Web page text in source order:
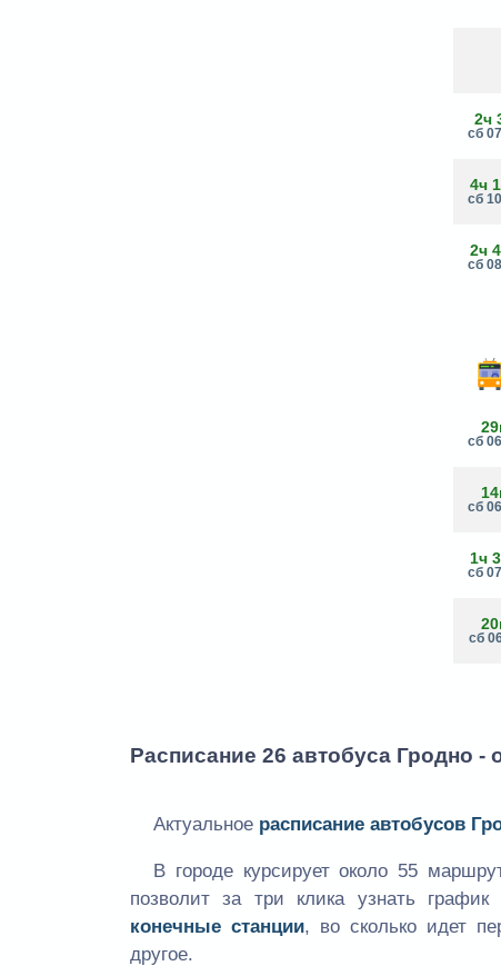
2ч
сб
4ч
сб
2ч
сб
сб
сб
1ч
сб
сб
Расписание 26 автобуса Гродно -
Актуальное расписание автобусов
В городе курсирует около 55
позволит за три клика узнать график
конечные станции, во сколько идет
другое.